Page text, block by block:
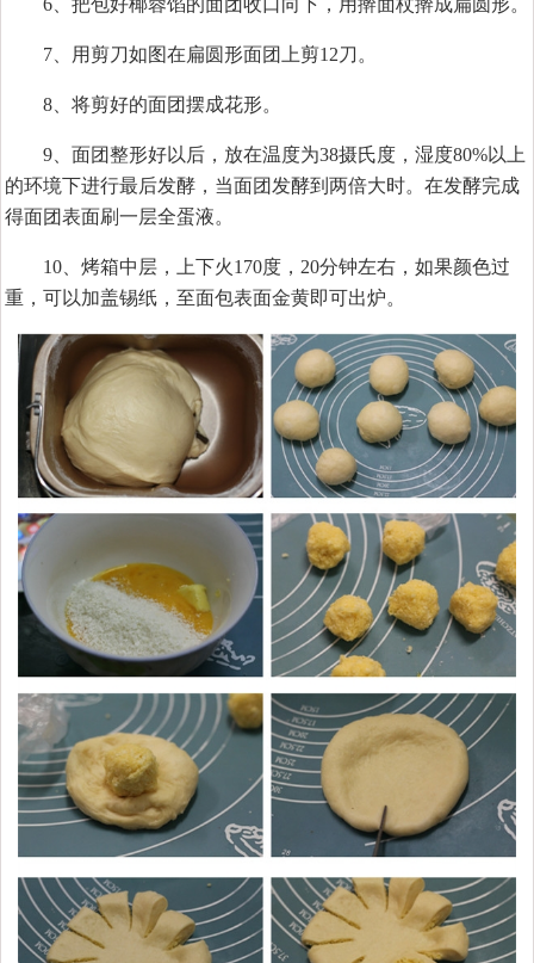
6、把包好椰蓉馅的面团收口向下，用擀面杖擀成扁圆形。
7、用剪刀如图在扁圆形面团上剪12刀。
8、将剪好的面团摆成花形。
9、面团整形好以后，放在温度为38摄氏度，湿度80%以上
的环境下进行最后发酵，当面团发酵到两倍大时。在发酵完成
得面团表面刷一层全蛋液。
10、烤箱中层，上下火170度，20分钟左右，如果颜色过
重，可以加盖锡纸，至面包表面金黄即可出炉。